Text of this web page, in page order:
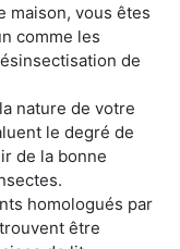
maison, vous êtes
comme les
de
nature de votre
le degré de
de la bonne
homologués par
être